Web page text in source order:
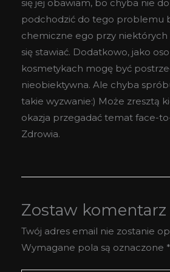
się jej obawiam, bo chyba nie
podchodzić do tego problemu
chemiczne ego przy
się stawiać. Dodatkowo, jako
kosmetykach mogę być
nieobiektywna. Ale chyba
takie wyzwanie:) Może zresztą
okazja przegadać temat face-
Zdrowia.
Zostaw komentarz
Twój adres email nie zostanie
Wymagane pola są oznaczone *